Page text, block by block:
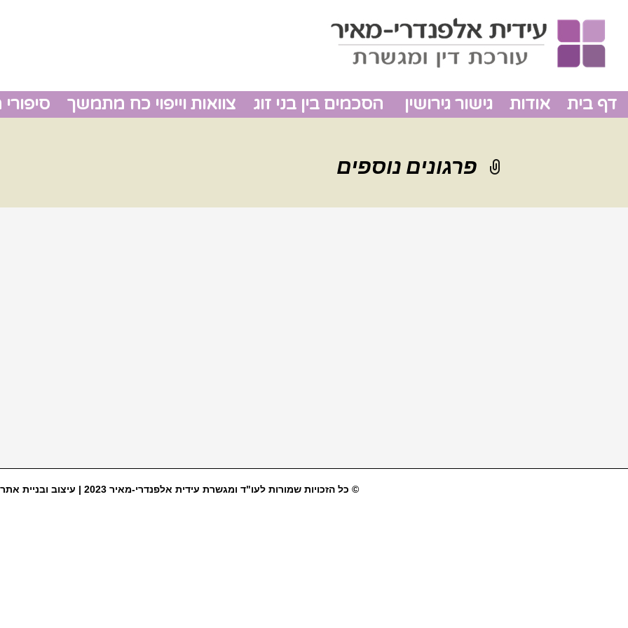
דף בית אודות גישור גירושין הסכמים בין בני זוג צוואות וייפוי כח מתמשך
פרגונים נוספים
© כל הזכויות שמורות לעו"ד ומגשרת עידית אלפנדרי-מאיר 2023 | עיצוב ובניית